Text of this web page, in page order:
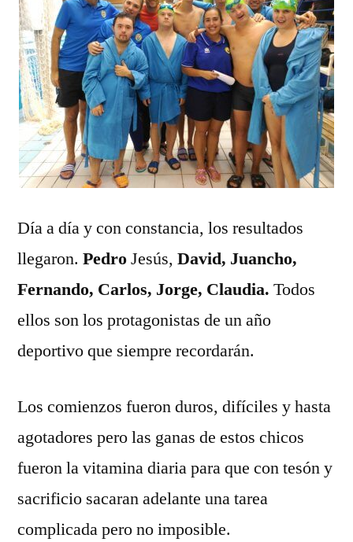
Día a día y con constancia, los resultados
llegaron. PedroJesús, David, Juancho,
Fernando, Carlos, Jorge, Claudia. Todos
ellos son los protagonistas de un año
deportivo que siempre recordarán.
Los comienzos fueron duros, difíciles y hasta
agotadores pero las ganas de estos chicos
fueron la vitamina diaria para que con tesón y
sacrificio sacaran adelante una tarea
complicada pero no imposible.